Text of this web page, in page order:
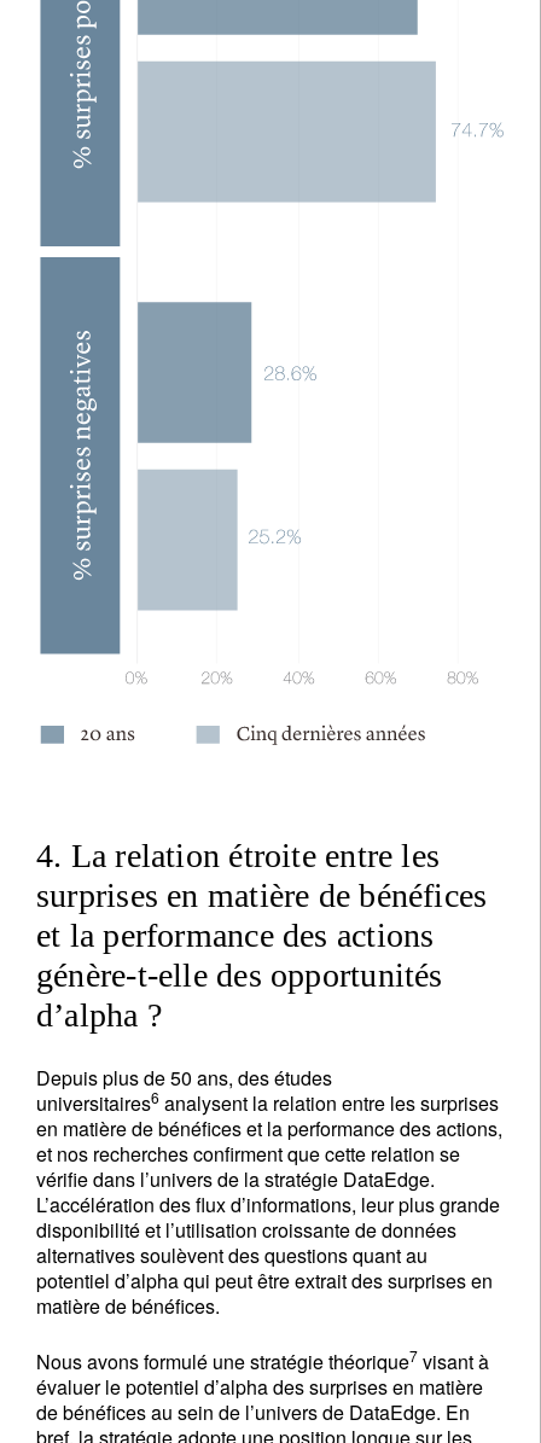
4. La relation étroite entre les
surprises en matière de bénéfices
et la performance des actions
génère-t-elle des opportunités
d’alpha ?
Depuis plus de 50 ans, des études
universitaires6 analysent la relation entre les surprises
en matière de bénéfices et la performance des actions,
et nos recherches confirment que cette relation se
vérifie dans l’univers de la stratégie DataEdge.
L’accélération des flux d’informations, leur plus grande
disponibilité et l’utilisation croissante de données
alternatives soulèvent des questions quant au
potentiel d’alpha qui peut être extrait des surprises en
matière de bénéfices.
Nous avons formulé une stratégie théorique7 visant à
évaluer le potentiel d’alpha des surprises en matière
de bénéfices au sein de l’univers de DataEdge. En
bref, la stratégie adopte une position longue sur les